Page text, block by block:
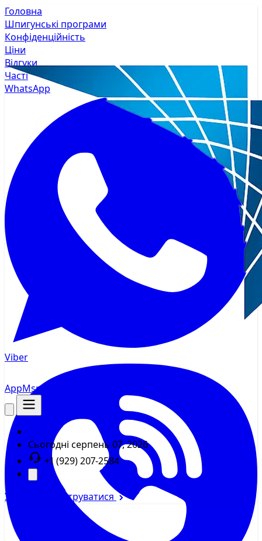
AppMsrТрекер
Сьогодні серпень 07, 2026
+1 (929) 207-2584
Увійти Зареєструватися
Головна
Шпигунські програми
Конфіденційність
Ціни
Відгуки
Часті
WhatsApp
Viber